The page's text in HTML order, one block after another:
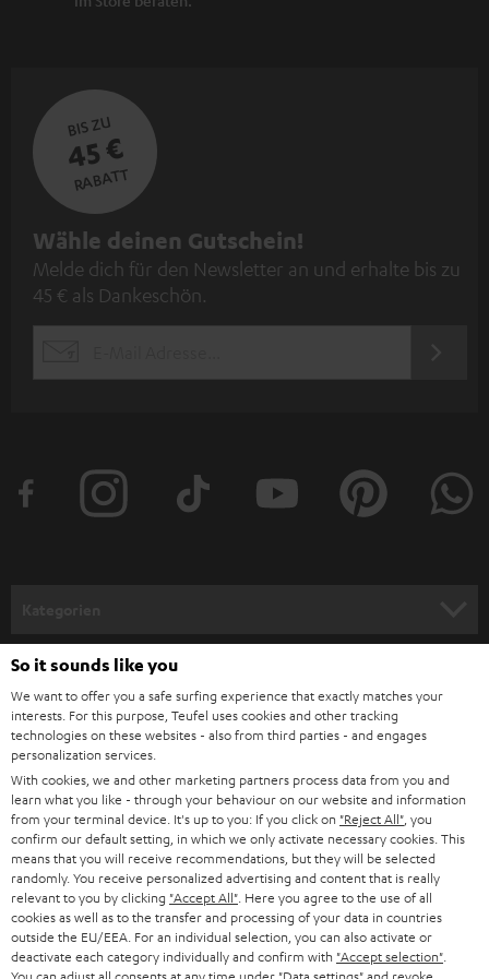
BIS ZU
45 €
RABATT
N
e
w
e
e
l
d
u
n
g
Wähle deinen Gutschein!
Melde dich für den Newsletter an und erhalte bis zu
45 € als Dankeschön.
HEIMKINO
HEIMKINO-KOMPLETTANLAGEN
SOUNDBARS
STEREO
SMART HOME
BLUETOOTH-LAUTSPRECHER
KOPFHÖRER
Unternehmen
SUPPORT
PRESSE & MARKETING
GESCHÄFTSKUNDEN
PARTNERPROGRAMM
BLOG
Teufel Onlineshops
DEUTSCHLAND
ÖSTERREICH
SCHWEIZ
NIEDERLANDE
So it sounds like you
We want to offer you a safe surfing experience that exactly matches your
interests. For this purpose, Teufel uses cookies and other tracking
technologies on these websites - also from third parties - and engages
personalization services.
With cookies, we and other marketing partners process data from you and
learn what you like - through your behaviour on our website and information
from your terminal device. It's up to you: If you click on "Reject All" , you
confirm our default setting, in which we only activate necessary cookies. This
means that you will receive recommendations, but they will be selected
randomly. You receive personalized advertising and content that is really
relevant to you by clicking "Accept All" . Here you agree to the use of all
cookies as well as to the transfer and processing of your data in countries
outside the EU/EEA. For an individual selection, you can also activate or
deactivate each category individually and confirm with "Accept selection"